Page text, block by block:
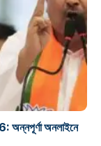
অনলাইনে